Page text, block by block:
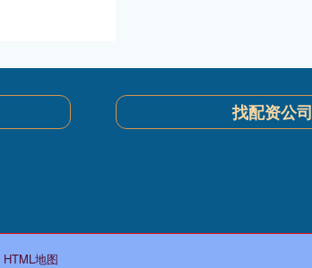
找配资公司
HTML地图